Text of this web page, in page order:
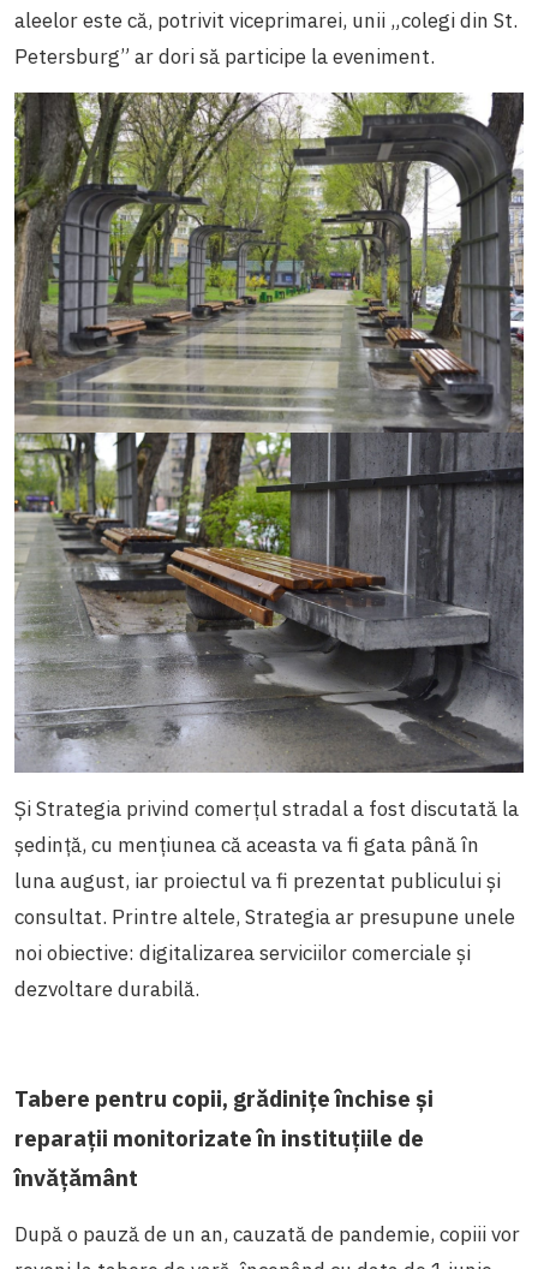
aleelor este că, potrivit viceprimarei, unii „colegi din St.
Petersburg” ar dori să participe la eveniment.
Și Strategia privind comerțul stradal a fost discutată la
ședință, cu mențiunea că aceasta va fi gata până în
luna august, iar proiectul va fi prezentat publicului și
consultat. Printre altele, Strategia ar presupune unele
noi obiective: digitalizarea serviciilor comerciale și
dezvoltare durabilă.
Tabere pentru copii, grădinițe închise și
reparații monitorizate în instituțiile de
învățământ
După o pauză de un an, cauzată de pandemie, copiii vor